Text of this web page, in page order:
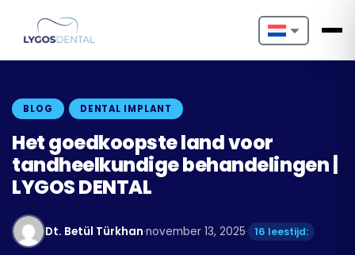
Nederlands
Deutsch
Español
BLOG DENTAL IMPLANT
Het goedkoopste land voor
tandheelkundige behandelingen |
LYGOS DENTAL
Dt. Betül Türkhan·november 13, 2025· 16 leestijd: